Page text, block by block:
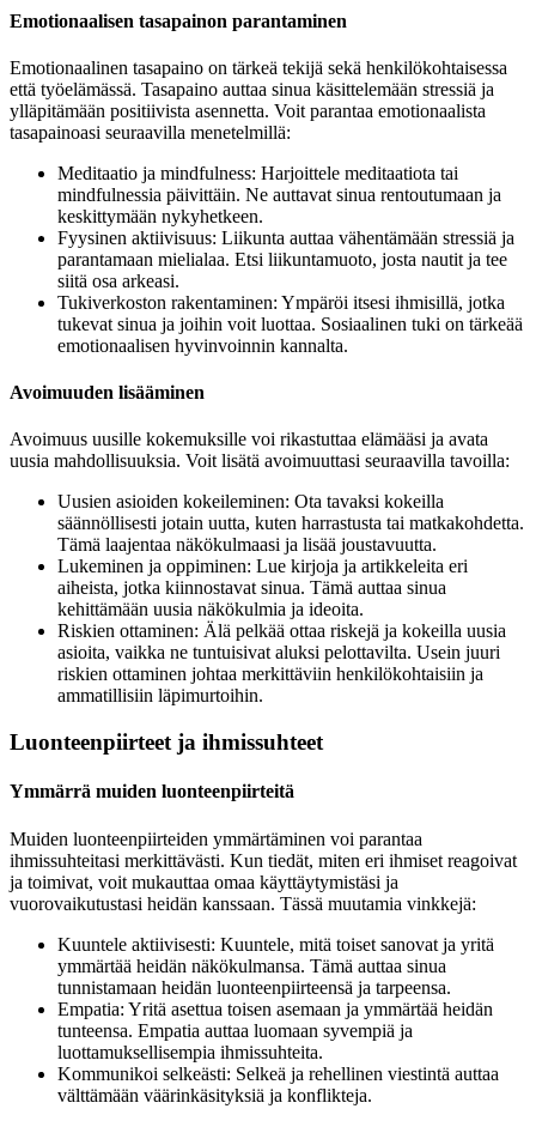
Emotionaalisen tasapainon parantaminen
Emotionaalinen tasapaino on tärkeä tekijä sekä henkilökohtaisessa
että työelämässä. Tasapaino auttaa sinua käsittelemään stressiä ja
ylläpitämään positiivista asennetta. Voit parantaa emotionaalista
tasapainoasi seuraavilla menetelmillä:
Meditaatio ja mindfulness: Harjoittele meditaatiota tai
mindfulnessia päivittäin. Ne auttavat sinua rentoutumaan ja
keskittymään nykyhetkeen.
Fyysinen aktiivisuus: Liikunta auttaa vähentämään stressiä ja
parantamaan mielialaa. Etsi liikuntamuoto, josta nautit ja tee
siitä osa arkeasi.
Tukiverkoston rakentaminen: Ympäröi itsesi ihmisillä, jotka
tukevat sinua ja joihin voit luottaa. Sosiaalinen tuki on tärkeää
emotionaalisen hyvinvoinnin kannalta.
Avoimuuden lisääminen
Avoimuus uusille kokemuksille voi rikastuttaa elämääsi ja avata
uusia mahdollisuuksia. Voit lisätä avoimuuttasi seuraavilla tavoilla:
Uusien asioiden kokeileminen: Ota tavaksi kokeilla
säännöllisesti jotain uutta, kuten harrastusta tai matkakohdetta.
Tämä laajentaa näkökulmaasi ja lisää joustavuutta.
Lukeminen ja oppiminen: Lue kirjoja ja artikkeleita eri
aiheista, jotka kiinnostavat sinua. Tämä auttaa sinua
kehittämään uusia näkökulmia ja ideoita.
Riskien ottaminen: Älä pelkää ottaa riskejä ja kokeilla uusia
asioita, vaikka ne tuntuisivat aluksi pelottavilta. Usein juuri
riskien ottaminen johtaa merkittäviin henkilökohtaisiin ja
ammatillisiin läpimurtoihin.
Luonteenpiirteet ja ihmissuhteet
Ymmärrä muiden luonteenpiirteitä
Muiden luonteenpiirteiden ymmärtäminen voi parantaa
ihmissuhteitasi merkittävästi. Kun tiedät, miten eri ihmiset reagoivat
ja toimivat, voit mukauttaa omaa käyttäytymistäsi ja
vuorovaikutustasi heidän kanssaan. Tässä muutamia vinkkejä:
Kuuntele aktiivisesti: Kuuntele, mitä toiset sanovat ja yritä
ymmärtää heidän näkökulmansa. Tämä auttaa sinua
tunnistamaan heidän luonteenpiirteensä ja tarpeensa.
Empatia: Yritä asettua toisen asemaan ja ymmärtää heidän
tunteensa. Empatia auttaa luomaan syvempiä ja
luottamuksellisempia ihmissuhteita.
Kommunikoi selkeästi: Selkeä ja rehellinen viestintä auttaa
välttämään väärinkäsityksiä ja konflikteja.